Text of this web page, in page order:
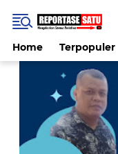
Home Terpopuler